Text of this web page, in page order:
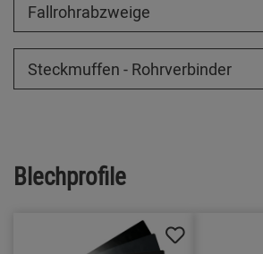
Fallrohrabzweige
Steckmuffen - Rohrverbinder
Blechprofile